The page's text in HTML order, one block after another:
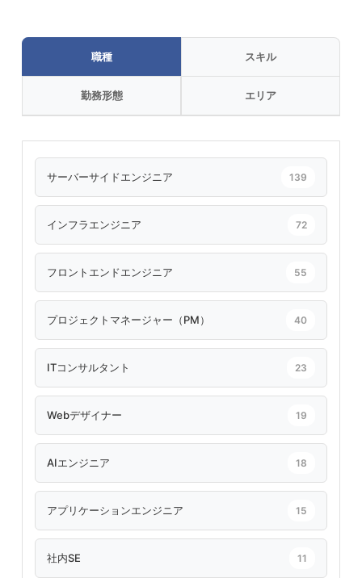
職種 スキル
勤務形態 エリア
サーバーサイドエンジニア 139
インフラエンジニア 72
フロントエンドエンジニア 55
プロジェクトマネージャー（PM） 40
ITコンサルタント 23
Webデザイナー 19
AIエンジニア 18
アプリケーションエンジニア 15
社内SE 11